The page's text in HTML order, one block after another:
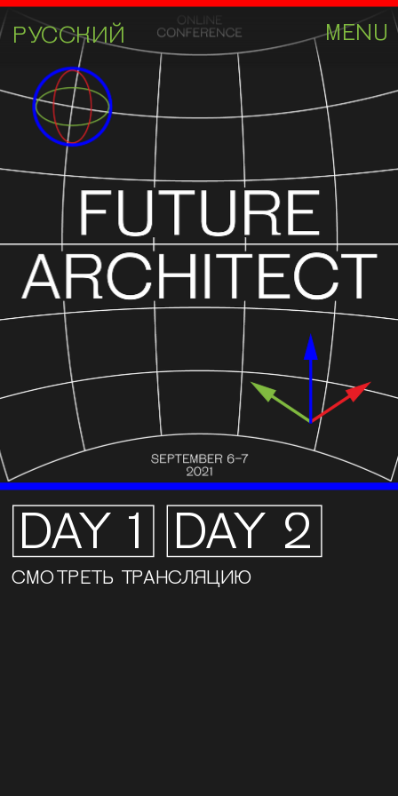
MENU
РУССКИЙ
DAY 1 DAY 2
СМОТРЕТЬ ТРАНСЛЯЦИЮ